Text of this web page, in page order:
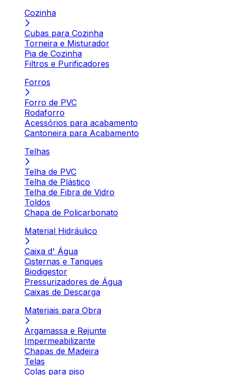
Cozinha
Cubas para Cozinha
Torneira e Misturador
Pia de Cozinha
Filtros e Purificadores
Forros
Forro de PVC
Rodaforro
Acessórios para acabamento
Cantoneira para Acabamento
Telhas
Telha de PVC
Telha de Plástico
Telha de Fibra de Vidro
Toldos
Chapa de Policarbonato
Material Hidráulico
Caixa d' Água
Cisternas e Tanques
Biodigestor
Pressurizadores de Água
Caixas de Descarga
Materiais para Obra
Argamassa e Rejunte
Impermeabilizante
Chapas de Madeira
Telas
Colas para piso